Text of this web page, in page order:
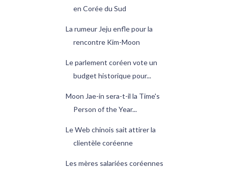
en Corée du Sud
La rumeur Jeju enfle pour la
rencontre Kim-Moon
Le parlement coréen vote un
budget historique pour...
Moon Jae-in sera-t-il la Time's
Person of the Year...
Le Web chinois sait attirer la
clientèle coréenne
Les mères salariées coréennes